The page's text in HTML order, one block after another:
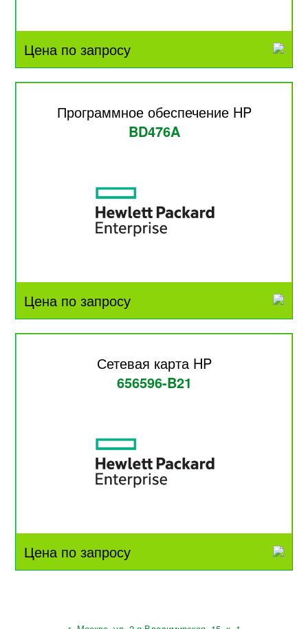
Цена по запросу
Программное обеспечение HP
BD476A
Цена по запросу
Сетевая карта HP
656596-B21
Цена по запросу